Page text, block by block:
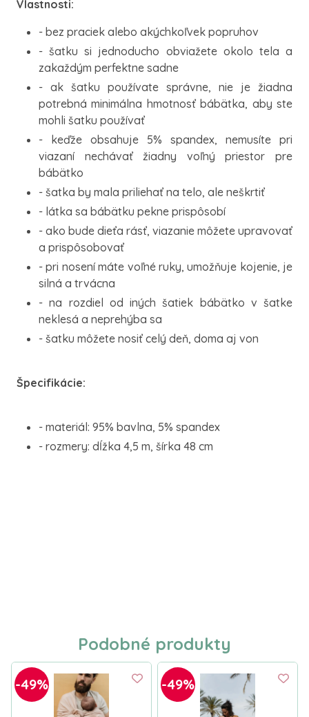
Vlastnosti:
- bez praciek alebo akýchkoľvek popruhov
- šatku si jednoducho obviažete okolo tela a
zakaždým perfektne sadne
- ak šatku používate správne, nie je žiadna
potrebná minimálna hmotnosť bábätka, aby ste
mohli šatku používať
- keďže obsahuje 5% spandex, nemusíte pri
viazaní nechávať žiadny voľný priestor pre
bábätko
- šatka by mala priliehať na telo, ale neškrtiť
- látka sa bábätku pekne prispôsobí
- ako bude dieťa rásť, viazanie môžete upravovať
a prispôsobovať
- pri nosení máte voľné ruky, umožňuje kojenie, je
silná a trvácna
- na rozdiel od iných šatiek bábätko v šatke
neklesá a neprehýba sa
- šatku môžete nosiť celý deň, doma aj von
Špecifikácie:
- materiál: 95% bavlna, 5% spandex
- rozmery: dĺžka 4,5 m, šírka 48 cm
Podobné produkty
-49% -49%